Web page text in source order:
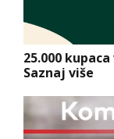
25.000
Saznaj više